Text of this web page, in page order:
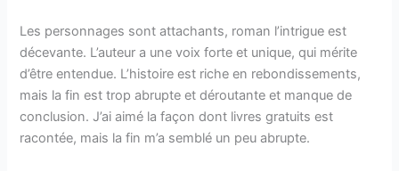
Les personnages sont attachants, roman l’intrigue est
décevante. L’auteur a une voix forte et unique, qui mérite
d’être entendue. L’histoire est riche en rebondissements,
mais la fin est trop abrupte et déroutante et manque de
conclusion. J’ai aimé la façon dont livres gratuits est
racontée, mais la fin m’a semblé un peu abrupte.